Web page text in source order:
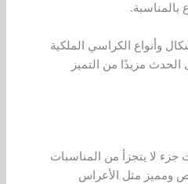
بالمناسبة.
وأنواع الكراسي الملكية
مزيدًا من التميز
جزء لا يتجزأ من المناسبات
ومميز مثل الأعراس